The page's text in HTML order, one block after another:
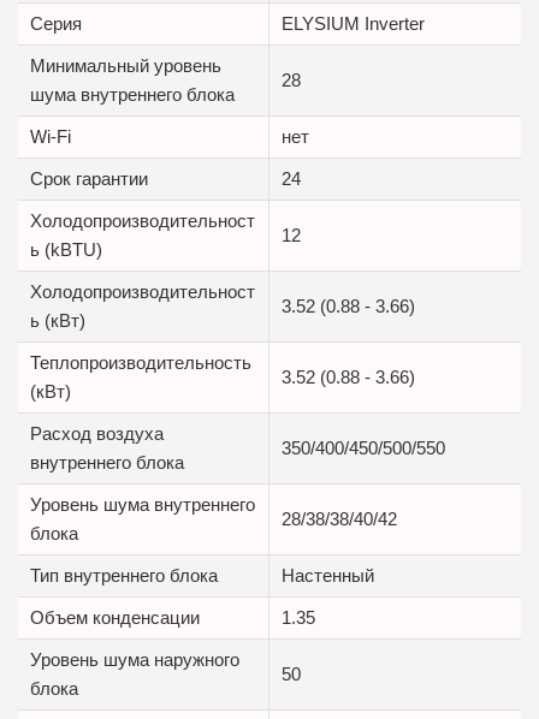
Серия ELYSIUM Inverter
Минимальный уровень
шума внутреннего блока
28
Wi-Fi нет
Срок гарантии 24
Холодопроизводительност
ь (kBTU)
12
Холодопроизводительност
ь (кВт)
3.52 (0.88 - 3.66)
Теплопроизводительность
(кВт)
3.52 (0.88 - 3.66)
Расход воздуха
внутреннего блока
350/400/450/500/550
Уровень шума внутреннего
блока
28/38/38/40/42
Тип внутреннего блока Настенный
Объем конденсации 1.35
Уровень шума наружного
блока
50